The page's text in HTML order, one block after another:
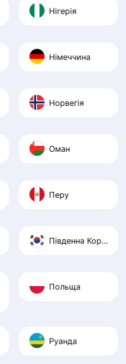
Нігерія
Німеччина
Норвегія
Оман
Перу
Південна Корея
Польща
Руанда